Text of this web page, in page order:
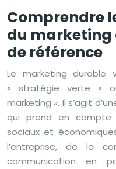
Comprendre
du marketing
de référence
Le marketing durable
« stratégie verte »
marketing ». Il s’agit
qui prend en compte
sociaux et
l’entreprise, de la
communication en